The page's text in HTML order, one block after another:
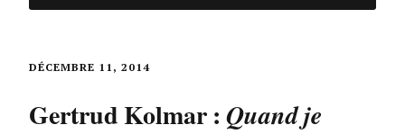
DÉCEMBRE 11, 2014
Gertrud Kolmar : Quand je